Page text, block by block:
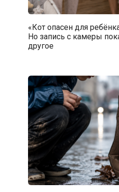
«Кот опасен для
Но запись с камеры
другое